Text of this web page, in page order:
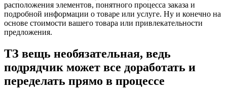
расположения элементов, понятного процесса заказа и
подробной информации о товаре или услуге. Ну и конечно на
основе стоимости вашего товара или привлекательности
предложения.
ТЗ вещь необязательная, ведь
подрядчик может все доработать и
переделать прямо в процессе